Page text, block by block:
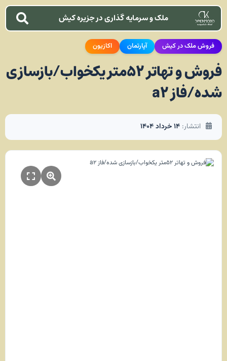
ملک و سرمایه گذاری در جزیره کیش
فروش ملک در کیش آپارتمان اکازیون
فروش و تهاتر 52متر یکخواب/بازسازی
شده/فاز a2
انتشار: ۱۴ خرداد ۱۴۰۴